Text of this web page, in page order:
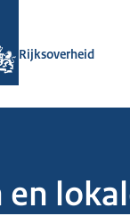
Rijksoverheid